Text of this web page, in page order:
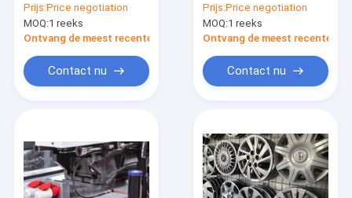
Producten
Ongeveer ons
Prijs:Price negotiation
MOQ:1 reeks
Ontvang de meest recente Prijs
Contact nu
Airconditioning Shell
Prijs:Price negotiation
MOQ:1 reeks
Ontvang de meest recente
Contact nu